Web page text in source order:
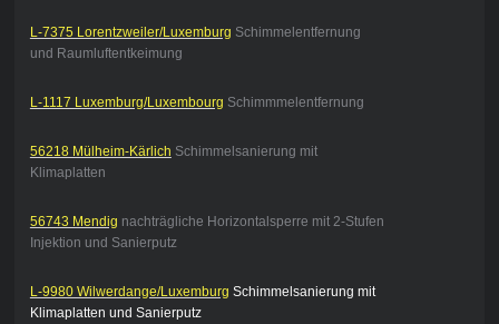
L-7375 Lorentzweiler/Luxemburg Schimmelentfernung
und Raumluftentkeimung
L-1117 Luxemburg/Luxembourg Schimmmelentfernung
56218 Mülheim-Kärlich Schimmelsanierung mit
Klimaplatten
56743 Mendig nachträgliche Horizontalsperre mit 2-Stufen
Injektion und Sanierputz
L-9980 Wilwerdange/Luxemburg Schimmelsanierung mit
Klimaplatten und Sanierputz